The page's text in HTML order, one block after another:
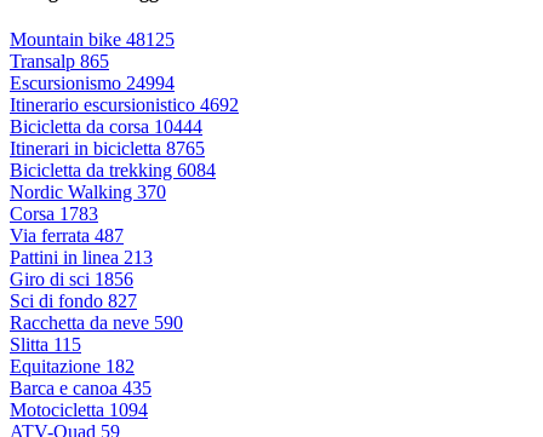
Mountain bike 48125
Transalp 865
Escursionismo 24994
Itinerario escursionistico 4692
Bicicletta da corsa 10444
Itinerari in bicicletta 8765
Bicicletta da trekking 6084
Nordic Walking 370
Corsa 1783
Via ferrata 487
Pattini in linea 213
Giro di sci 1856
Sci di fondo 827
Racchetta da neve 590
Slitta 115
Equitazione 182
Barca e canoa 435
Motocicletta 1094
ATV-Quad 59